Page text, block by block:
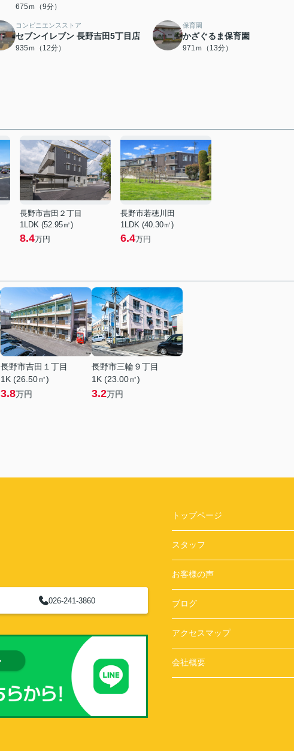
675ｍ（9分）
コンビニエンスストア
セブンイレブン 長野吉田5丁目店
935ｍ（12分）
保育園
かざぐるま保育園
971ｍ（13分）
長野市吉田２丁目
1LDK (52.95㎡)
8.4万円
長野市若穂川田
1LDK (40.30㎡)
6.4万円
長野市吉田１丁目
1K (26.50㎡)
3.8万円
長野市三輪９丁目
1K (23.00㎡)
3.2万円
026-241-3860
トップページ
スタッフ
お客様の声
ブログ
アクセスマップ
会社概要